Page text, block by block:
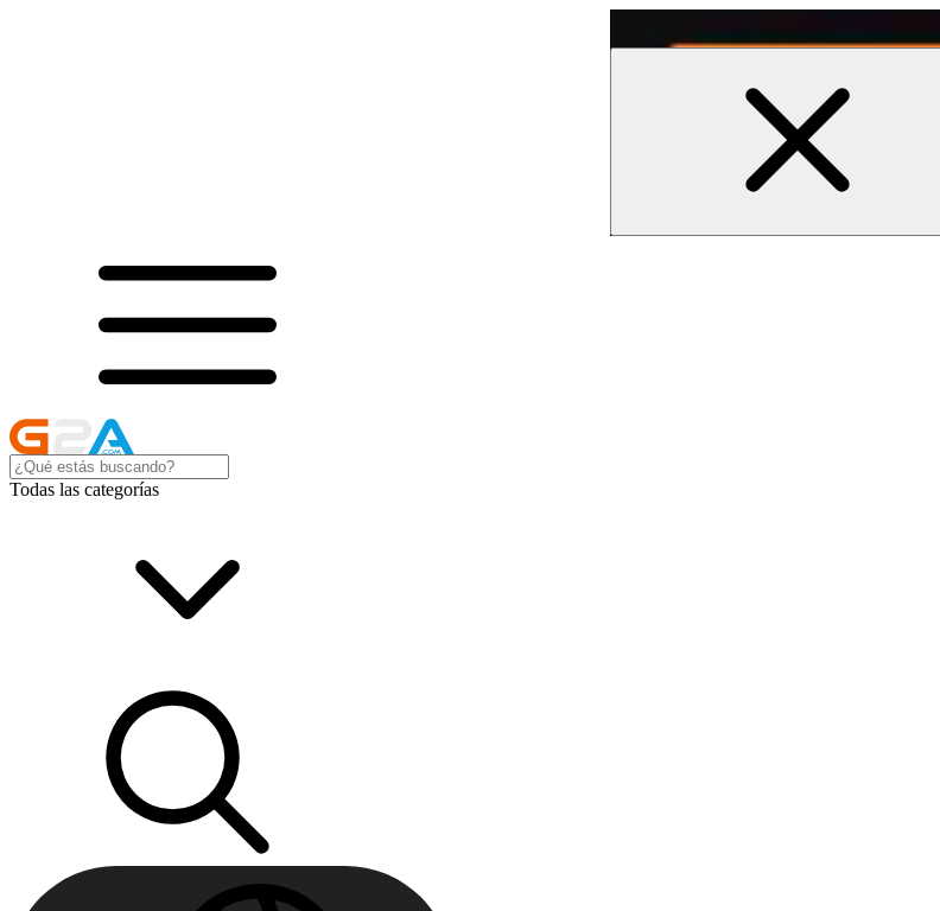
Todas las categorías